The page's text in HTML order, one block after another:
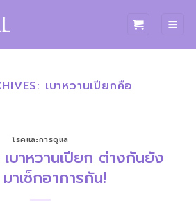
เบาหวานเปียกคือ
โรคและการดูแล
เบาหวานเปียก ต่างกันยัง
าเช็กอาการกัน!